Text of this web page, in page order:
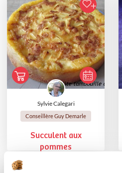
Sylvie Calegari
Conseillère Guy Demarle
Succulent aux
pommes